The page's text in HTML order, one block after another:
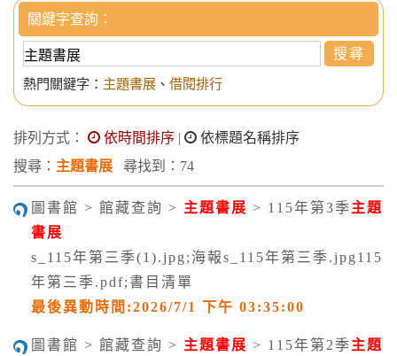
關鍵字查詢：
熱門關鍵字： 主題書展 、 借閱排行
排列方式： 依時間排序 |
依標題名稱排序
搜尋： 主題書展 尋找到：74
圖書館 > 館藏查詢 > 主題書展 > 115年第3季 主題
書展
s_115年第三季(1).jpg;海報s_115年第三季.jpg115
年第三季.pdf;書目清單
最後異動時間:2026/7/1 下午 03:35:00
圖書館 > 館藏查詢 > 主題書展 > 115年第2季 主題